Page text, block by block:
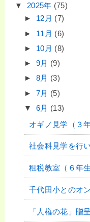
▼ 2025年 (75)
► 12月 (7)
► 11月 (6)
► 10月 (8)
► 9月 (9)
► 8月 (3)
► 7月 (5)
▼ 6月 (13)
オギノ見学（３年
社会科見学を行
租税教室（６年
千代田小とのオ
「人権の花」贈